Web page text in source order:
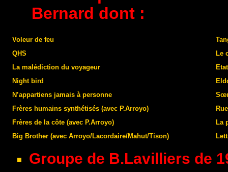
Bernard dont :
Voleur de feu
QHS
Le
La malédiction du voyageur
Night bird
N’appartiens jamais à personne
Frères humains synthétisés (avec P.Arroyo)
Frères de la côte (avec P.Arroyo)
La
Big Brother (avec Arroyo/Lacordaire/Mahut/Tison)
Groupe de B.Lavilliers de